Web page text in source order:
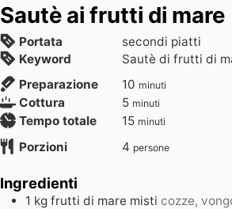
Sautè ai frutti di mare
Portata
secondi piatti
Keyword
Sautè di frutti di
Preparazione
10 minuti
Cottura 5 minuti
Tempo totale 15 minuti
Porzioni 4 persone
Ingredienti
1 kg frutti di mare misti cozze,